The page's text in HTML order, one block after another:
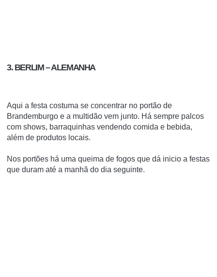
3. BERLIM – ALEMANHA
Aqui a festa costuma se concentrar no portão de
Brandemburgo e a multidão vem junto. Há sempre palcos
com shows, barraquinhas vendendo comida e bebida,
além de produtos locais.
Nos portões há uma queima de fogos que dá inicio a festas
que duram até a manhã do dia seguinte.